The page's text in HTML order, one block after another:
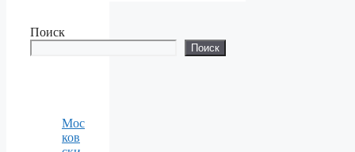
Поиск
Поиск
Мос
ков